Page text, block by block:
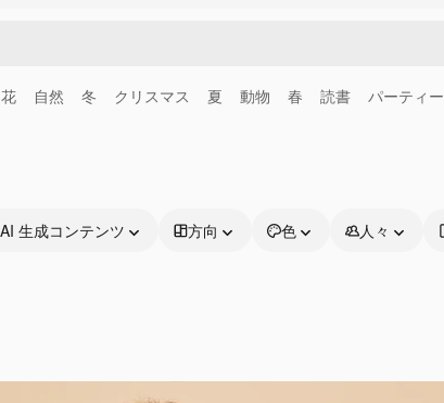
花 自然 冬 クリスマス 夏 動物 春 読書 パーティー
AI 生成コンテンツ 方向 色 人々